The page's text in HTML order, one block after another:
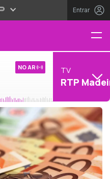
Entrar
NO AR TV
RTP